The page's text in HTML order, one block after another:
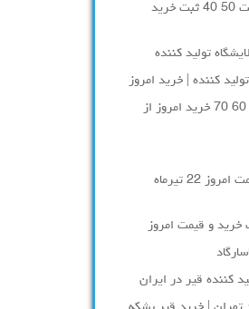
فاکتور ثامن قیر | قیمت 50 40 ثبت خرید
تولید کننده
کننده | خرید امروز
فروش قیر پاسارگاد | 60 70 خرید امروز از
خرید گونی چتایی | قیمت امروز 22 تیرماه
خرید و قیمت امروز
کننده قیر در ایران